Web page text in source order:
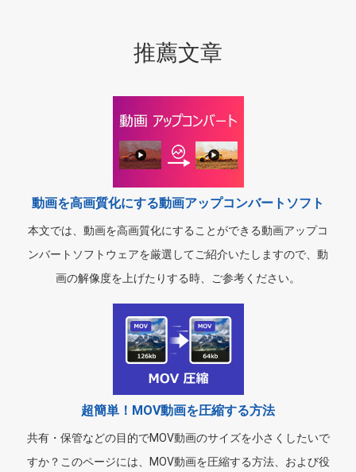
推薦文章
動画を高画質化にする動画アップコンバートソフト
本文では、動画を高画質化にすることができる動画アップコ
ンバートソフトウェアを厳選してご紹介いたしますので、動
画の解像度を上げたりする時、ご参考ください。
超簡単！MOV動画を圧縮する方法
共有・保管などの目的でMOV動画のサイズを小さくしたいで
すか？このページには、MOV動画を圧縮する方法、および役